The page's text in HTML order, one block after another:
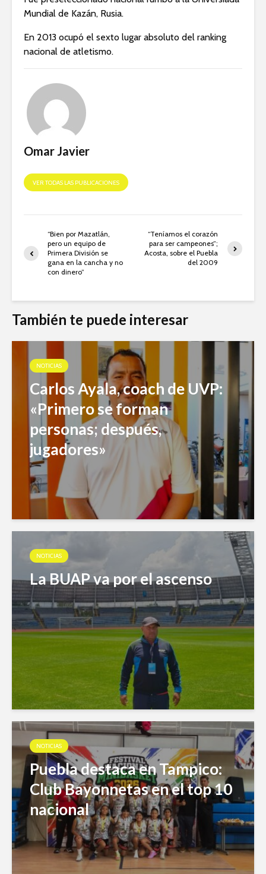
Mundial de Kazán, Rusia.
En 2013 ocupó el sexto lugar absoluto del ranking
nacional de atletismo.
Omar Javier
VER TODAS LAS PUBLICACIONES
“Bien por Mazatlán,
pero un equipo de
Primera División se
gana en la cancha y no
con dinero”
“Teníamos el corazón
para ser campeones”;
Acosta, sobre el Puebla
del 2009
También te puede interesar
NOTICIAS
Carlos Ayala, coach de UVP:
«Primero se forman
personas; después,
jugadores»
NOTICIAS
La BUAP va por el ascenso
NOTICIAS
Puebla destaca en Tampico:
Club Bayonnetas en el top 10
nacional